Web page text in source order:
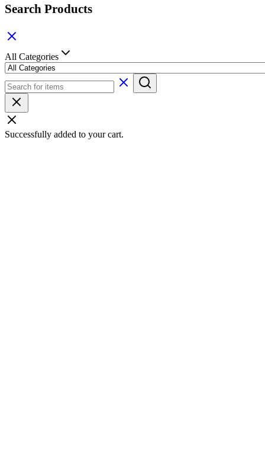
Search Products
All Categories
Successfully added to your cart.